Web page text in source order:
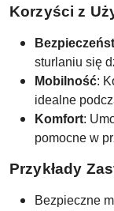
Korzyści z
sturlaniu się
Mobilność:
idealne
Komfort:
pomocne w
Przykłady
Bezpieczne